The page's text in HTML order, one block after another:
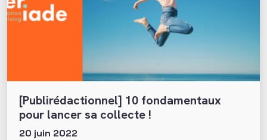
[Publirédactionnel] 10 fondamentaux
pour lancer sa collecte !
20 juin 2022